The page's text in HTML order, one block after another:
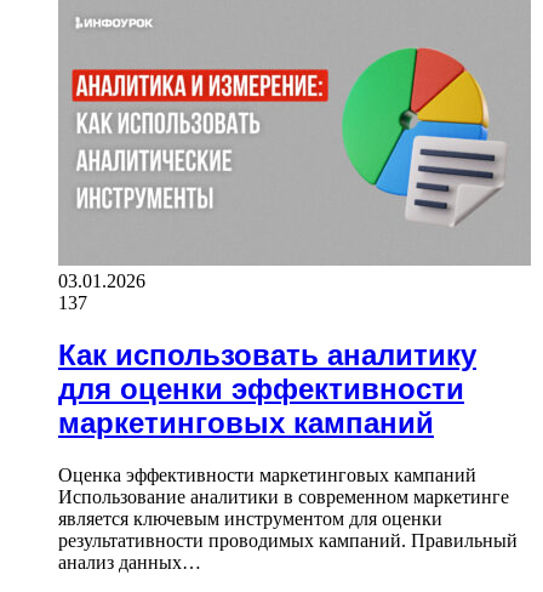
03.01.2026
137
Как использовать аналитику
для оценки эффективности
маркетинговых кампаний
Оценка эффективности маркетинговых кампаний
Использование аналитики в современном маркетинге
является ключевым инструментом для оценки
результативности проводимых кампаний. Правильный
анализ данных…